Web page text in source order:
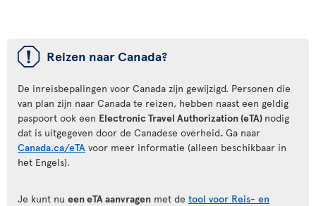
ü Reizen naar Canada?
De inreisbepalingen voor Canada zijn gewijzigd. Personen die
van plan zijn naar Canada te reizen, hebben naast een geldig
paspoort ook een Electronic Travel Authorization (eTA) nodig
dat is uitgegeven door de Canadese overheid. Ga naar
Canada.ca/eTA voor meer informatie (alleen beschikbaar in
het Engels).
Je kunt nu een eTA aanvragen met de tool voor Reis- en